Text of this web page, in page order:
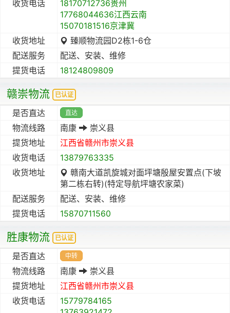
收货电话
18170712736贵州
17768044636江西云南
15070181516京津冀
收货地址
臻顺物流园D2栋1-6仓
配送服务
配送、安装、维修
提货电话
18124809809
赣崇物流 已认证
是否直达 直达
物流线路 南康
崇义县
提货地址
江西省赣州市崇义县
收货电话
13879763335
收货地址
赣南大道凯旋城对面坪塘殷屋安置点(下坡
第二栋右转)(特定导航坪塘农家菜)
配送服务
配送、安装、维修
提货电话
15870711560
胜康物流 已认证
是否直达 中转
物流线路 南康
崇义县
提货地址
江西省赣州市崇义县
收货电话
15779784165